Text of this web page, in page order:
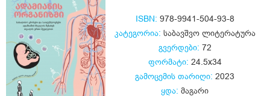
ISBN: 978-9941-504-93-8
კატეგორია: საბავშვო ლიტერატურა
გვერდები: 72
ფორმატი: 24.5x34
გამოცემის თარიღი: 2023
ყდა: მაგარი